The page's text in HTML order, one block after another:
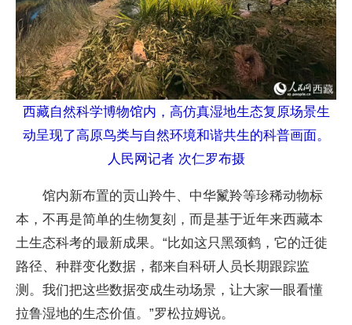
西藏自然科学博物馆内，高仿真湿地生态复原场景生
动呈现了高原鸟类与自然环境和谐共生的科普画面。
人民网记者 次仁罗布摄
馆内新布置的贡山羚牛、中华鬣羚等珍稀动物标
本，不再是简单的生物复刻，而是基于近年来西藏本
土生态科考的最新成果。“比如这只黑颈鹤，它的迁徙
路径、种群变化数据，都来自科研人员长期跟踪监
测。我们把这些数据变成生动场景，让大家一眼看懂
拉鲁湿地的生态价值。”罗松拉姆说。